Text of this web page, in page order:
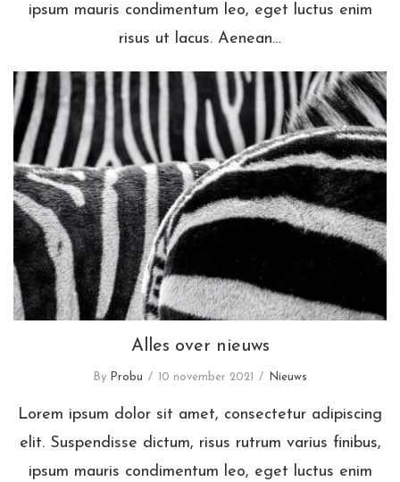
ipsum mauris condimentum leo, eget luctus enim
risus ut lacus. Aenean…
Alles over nieuws
Alles over nieuws
By Probu 10 november 2021 Nieuws
Lorem ipsum dolor sit amet, consectetur adipiscing
elit. Suspendisse dictum, risus rutrum varius finibus,
ipsum mauris condimentum leo, eget luctus enim